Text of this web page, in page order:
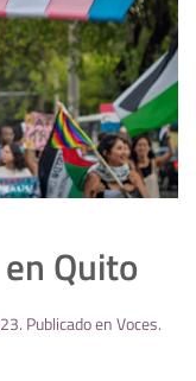
Quito
. Publicado enVoces.